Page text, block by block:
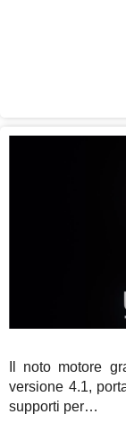
Il noto motore
versione 4.1,
supporti per…